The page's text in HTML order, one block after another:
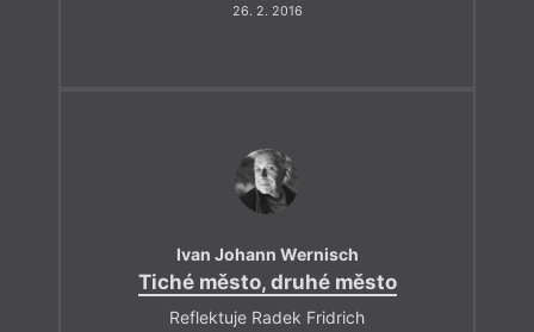
26. 2. 2016
Ivan Johann Wernisch
Tiché město, druhé město
Reflektuje Radek Fridrich